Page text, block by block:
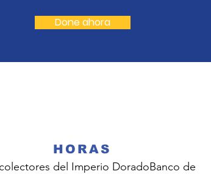
Done ahora
HORAS
del Imperio DoradoBanco de